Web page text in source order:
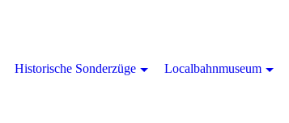
Historische Sonderzüge Localbahnmuseum